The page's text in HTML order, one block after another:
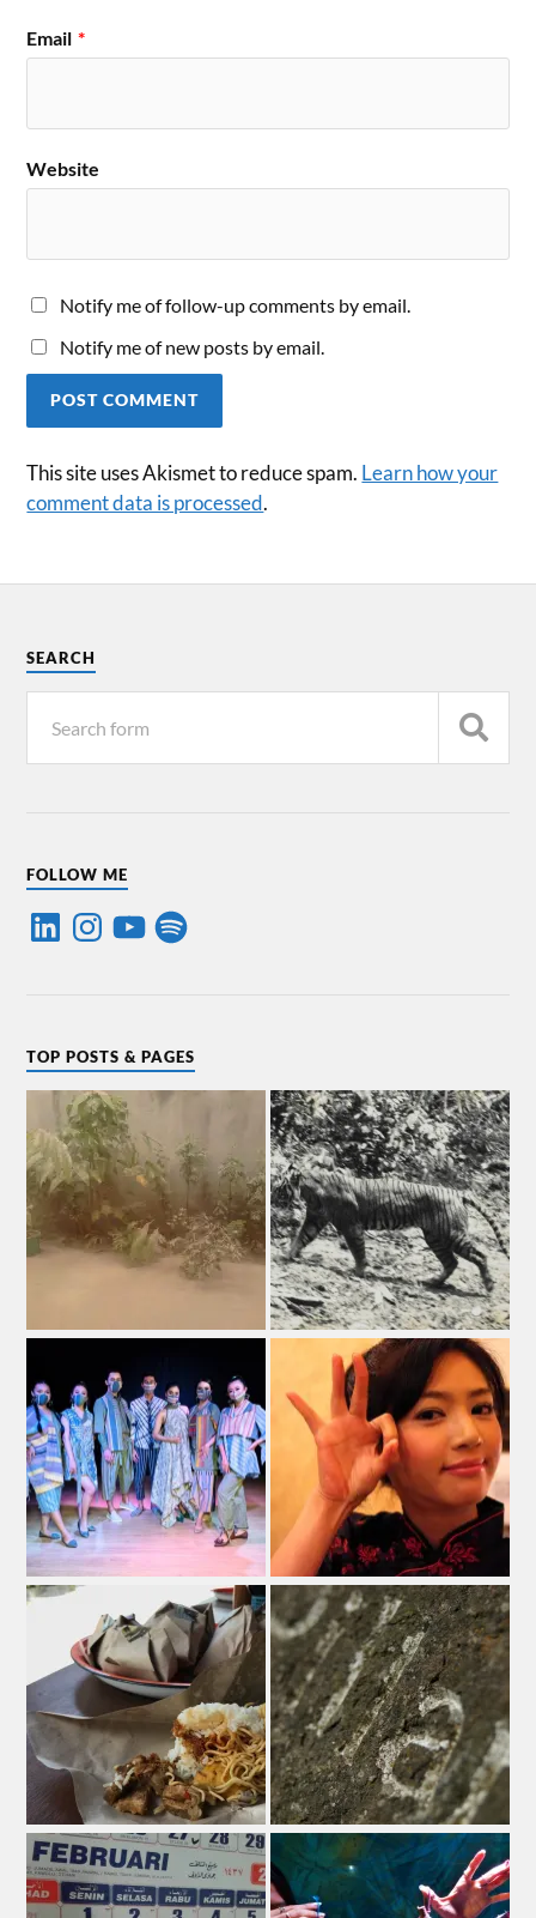
Email *
Website
Notify me of follow-up comments by email.
Notify me of new posts by email.
This site uses Akismet to reduce spam. Learn how your
comment data is processed.
SEARCH
FOLLOW ME
TOP POSTS & PAGES